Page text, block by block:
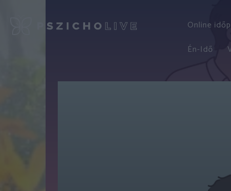
Online
Én-Idő